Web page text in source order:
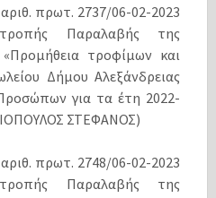
πρωτ. 2737/06-02-2023
Παραλαβής της
τροφίμων και
Δήμου Αλεξάνδρειας
για τα έτη 2022-
ΣΤΕΦΑΝΟΣ)
πρωτ. 2748/06-02-2023
Παραλαβής της